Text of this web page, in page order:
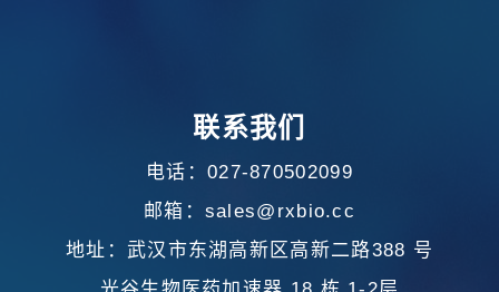
联系我们
电话：027-870502099
邮箱：sales@rxbio.cc
地址：武汉市东湖高新区高新二路388 号